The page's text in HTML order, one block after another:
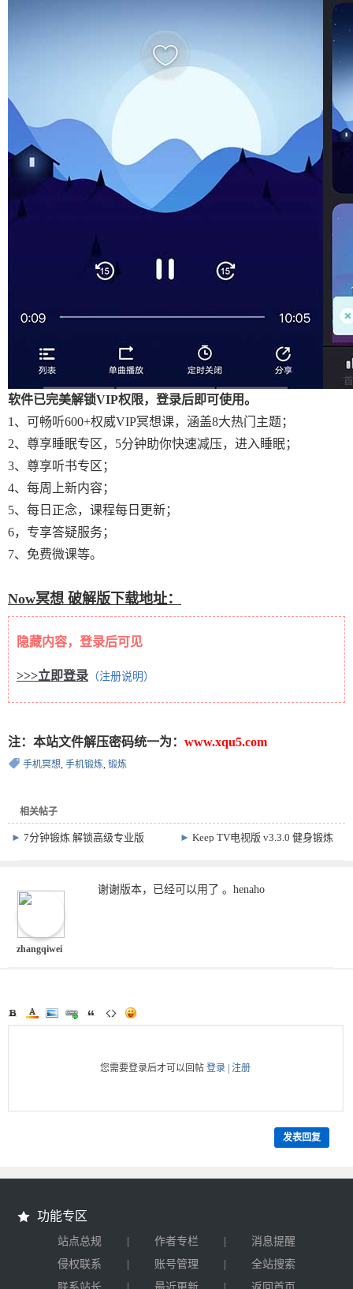
软件已完美解锁VIP权限，登录后即可使用。
1、可畅听600+权威VIP冥想课，涵盖8大热门主题；
2、尊享睡眠专区，5分钟助你快速减压，进入睡眠；
3、尊享听书专区；
4、每周上新内容；
5、每日正念，课程每日更新；
6，专享答疑服务；
7、免费微课等。
Now冥想 破解版下载地址：
隐藏内容，登录后可见
>>>立即登录 （注册说明）
注：本站文件解压密码统一为： www.xqu5.com
手机冥想, 手机锻炼, 锻炼
相关帖子
►7分钟锻炼 解锁高级专业版
►Keep TV电视版 v3.3.0 健身锻炼
zhangqiwei
谢谢版本，已经可以用了 。henaho
您需要登录后才可以回帖登录 |注册
发表回复
功能专区
站点总规 | 作者专栏 |
消息提醒
侵权联系
| 账号管理 |
全站搜索